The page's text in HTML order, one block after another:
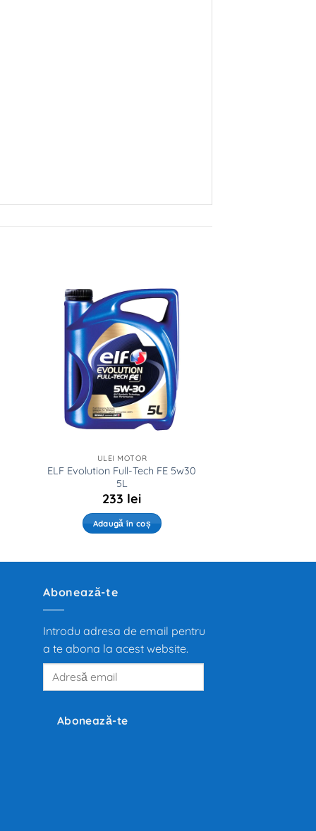
ULEI MOTOR
ELF Evolution Full-Tech FE 5w30
5L
233 lei
Adaugă în coș
Abonează-te
Introdu adresa de email pentru
a te abona la acest website.
Adresă
Abonează-te